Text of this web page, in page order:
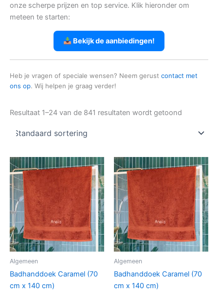
onze scherpe prijzen en top service. Klik hieronder om
meteen te starten:
Bekijk de aanbiedingen!
Heb je vragen of speciale wensen? Neem gerust contact met
ons op. Wij helpen je graag verder!
Resultaat 1–24 van de 841 resultaten wordt getoond
Algemeen
Badhanddoek Caramel (70
cm x 140 cm)
Algemeen
Badhanddoek Caramel (70
cm x 140 cm)